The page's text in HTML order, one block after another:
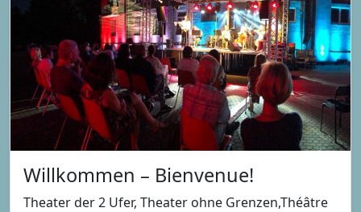
Willkommen – Bienvenue!
Theater der 2 Ufer, Theater ohne Grenzen,Théâtre